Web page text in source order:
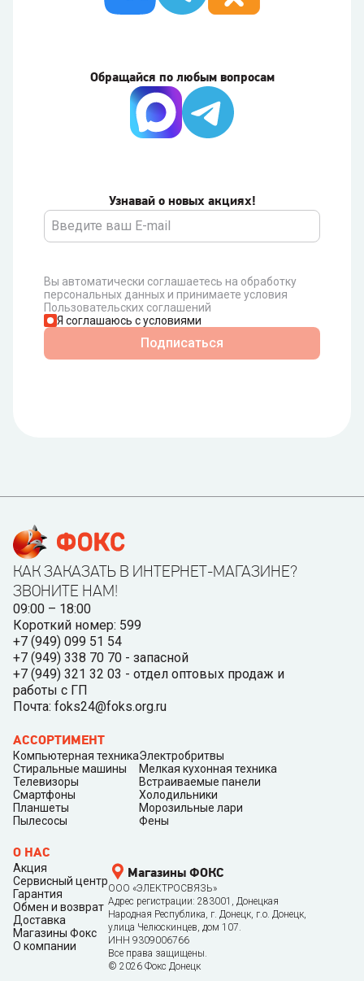
Узнавай о новых акциях!
Вы автоматически соглашаетесь на обработку
персональных данных и принимаете условия
Пользовательских соглашений
Я соглашаюсь с условиями
Подписаться
Обращайся по любым вопросам
КАК ЗАКАЗАТЬ В ИНТЕРНЕТ-МАГАЗИНЕ?
ЗВОНИТЕ НАМ!
09:00 – 18:00
Короткий номер: 599
+7 (949) 099 51 54
+7 (949) 338 70 70 - запасной
+7 (949) 321 32 03 - отдел оптовых продаж и
работы с ГП
Почта: foks24@foks.org.ru
АССОРТИМЕНТ
Компьютерная техника
Стиральные машины
Телевизоры
Смартфоны
Планшеты
Пылесосы
Электробритвы
Мелкая кухонная техника
Встраиваемые панели
Холодильники
Морозильные лари
Фены
О НАС
Акция
Сервисный центр
Гарантия
Обмен и возврат
Доставка
Магазины Фокс
О компании
Магазины ФОКС
ООО «ЭЛЕКТРОСВЯЗЬ»
Адрес регистрации: 283001, Донецкая
Народная Республика, г. Донецк, г.о. Донецк,
улица Челюскинцев, дом 107.
ИНН 9309006766
Все права защищены.
© 2026 Фокс Донецк